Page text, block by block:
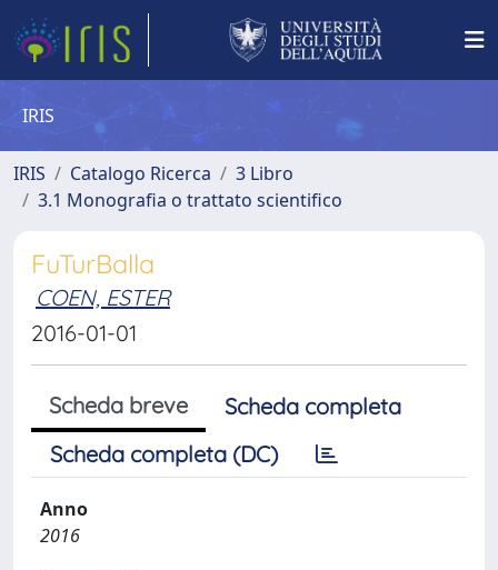
IRIS
IRIS Catalogo Ricerca
3 Libro
3.1 Monografia o trattato scientifico
FuTurBalla
COEN, ESTER
2016-01-01
Scheda breve
Scheda completa
Scheda completa (DC)
Anno
2016